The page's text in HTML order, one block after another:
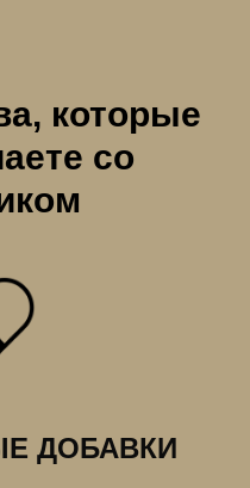
которые
со
ДОБАВКИ